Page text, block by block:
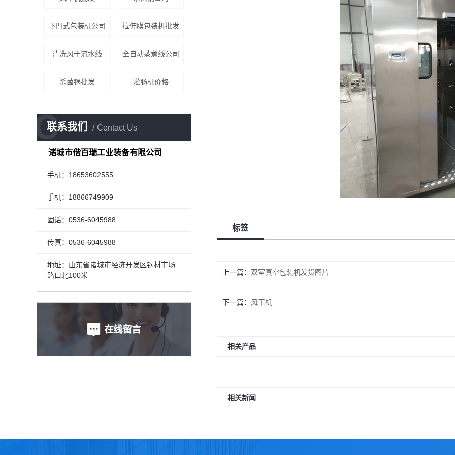
下凹式包装机公司 拉伸膜包装机批发
清洗风干流水线 全自动蒸煮线公司
杀菌锅批发 灌肠机价格
联系我们 Contact Us
C
诸城市偕百瑞工业装备有限公司
手机：18653602555
手机：18866749909
固话：0536-6045988
传真：0536-6045988
地址：山东省诸城市经济开发区钢材市场
路口北100米
标签
上一篇： 双室真空包装机发货图片
下一篇： 风干机
相关产品
相关新闻